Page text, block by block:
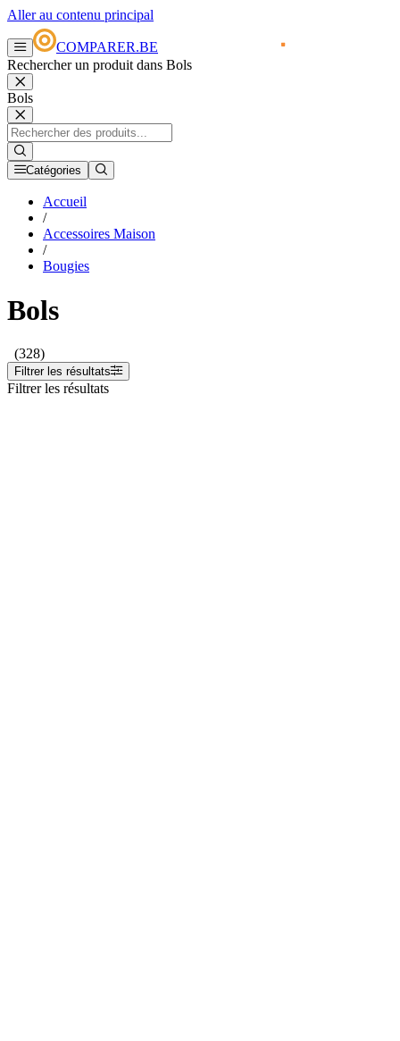
Aller au contenu principal
COMPARER.BE
Rechercher un produit dans Bols
Bols
Catégories
Accueil
/
Accessoires Maison
/
Bougies
Bols
(328)
Filtrer les résultats
Filtrer les résultats